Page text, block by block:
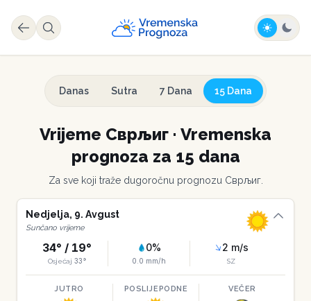
Danas Sutra 7 Dana 15 Dana
Vrijeme Сврљиг · Vremenska
prognoza za 15 dana
Za sve koji traže dugoročnu prognozu Сврљиг.
Nedjelja, 9. Avgust
Sunčano vrijeme
34° / 19°
Osjećaj 33°
0%
0.0 mm/h
2 m/s
SZ
JUTRO POSLIJEPODNE VEČER